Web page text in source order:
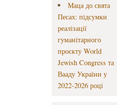
Маца до свята
Песах: підсумки
реалізації
гуманітарного
проєкту World
Jewish Congress та
Вааду України у
2022-2026 році